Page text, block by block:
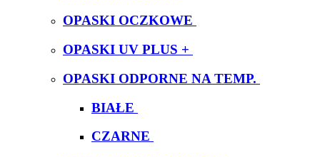
OPASKI OCZKOWE
OPASKI UV PLUS +
OPASKI ODPORNE NA TEMP.
BIAŁE
CZARNE